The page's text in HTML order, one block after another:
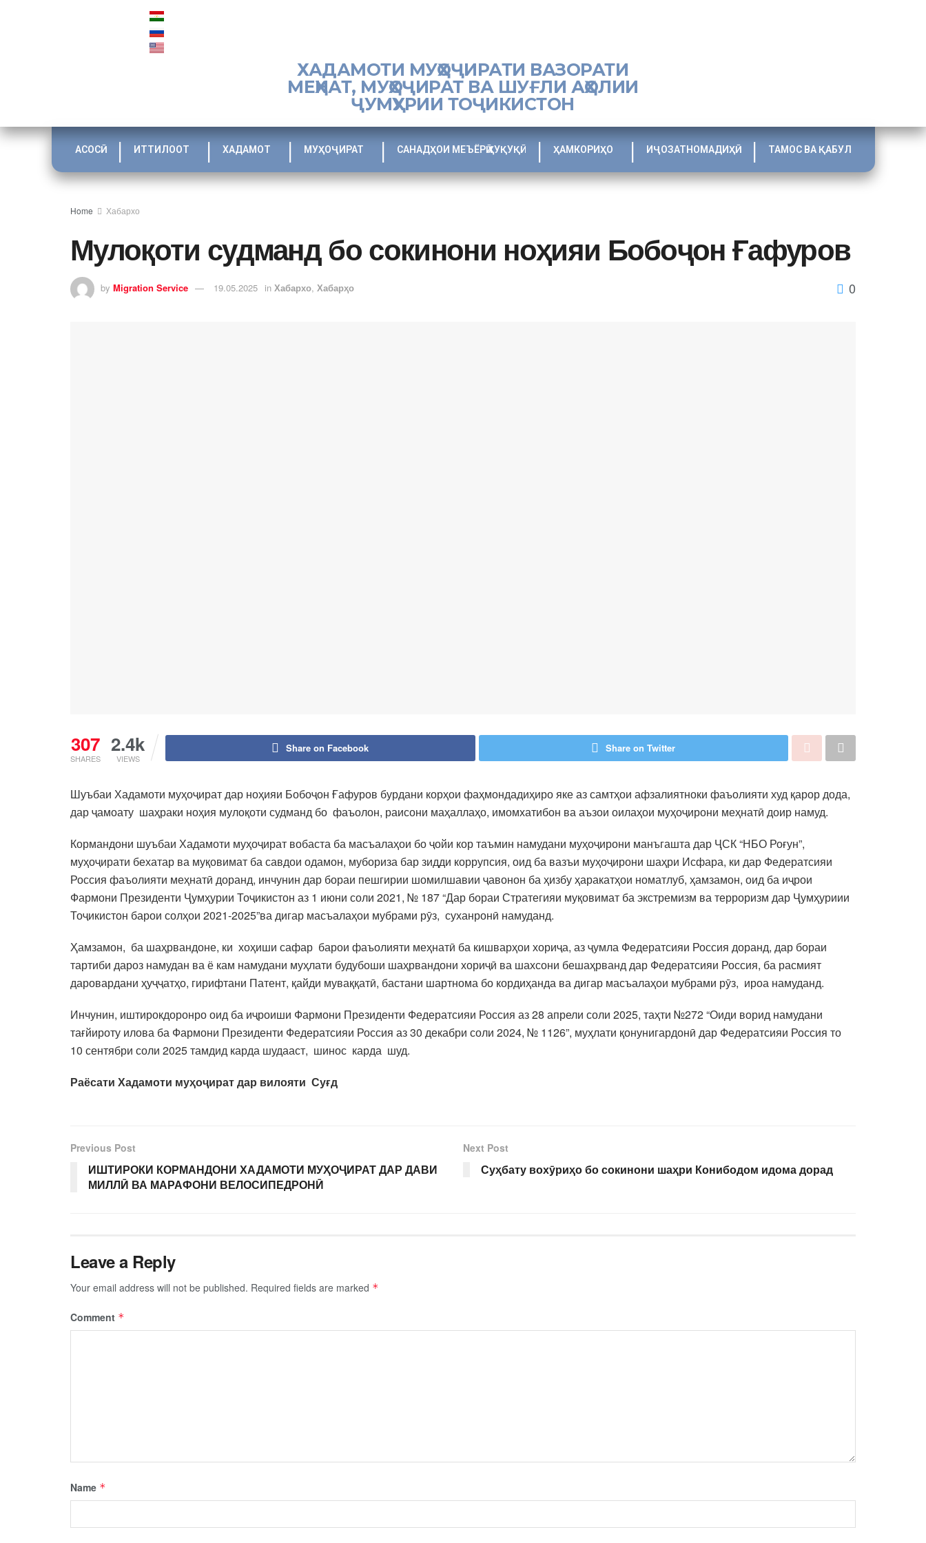
ХАДАМОТИ МУҲОҶИРАТИ ВАЗОРАТИ
МЕҲНАТ, МУҲОҶИРАТ ВА ШУҒЛИ АҲОЛИИ
ҶУМҲУРИИ ТОҶИКИСТОН
АСОСӢ ИТТИЛООТ ХАДАМОТ МУҲОҶИРАТ САНАДҲОИ МЕЪЁРӢ ҲУҚУҚӢ ҲАМКОРИҲО ИҶОЗАТНОМАДИҲӢ ТАМОС ВА ҚАБУЛ
Home Хабархо
Мулоқоти судманд бо сокинони ноҳияи Бобоҷон Ғафуров
by Migration Service 19.05.2025 in Хабархо, Хабарҳо 0
307
SHARES
2.4k
VIEWS
Share on Facebook Share on Twitter
Шуъбаи Хадамоти муҳоҷират дар ноҳияи Бобоҷон Ғафуров бурдани корҳои фаҳмондадиҳиро яке аз самтҳои афзалиятноки фаъолияти худ қарор дода,
дар ҷамоату шаҳраки ноҳия мулоқоти судманд бо фаъолон, раисони маҳаллаҳо, имомхатибон ва аъзои оилаҳои муҳоҷирони меҳнатӣ доир намуд.
Кормандони шуъбаи Хадамоти муҳоҷират вобаста ба масъалаҳои бо ҷойи кор таъмин намудани муҳоҷирони манъгашта дар ҶСК “НБО Роғун”,
муҳоҷирати бехатар ва муқовимат ба савдои одамон, мубориза бар зидди коррупсия, оид ба вазъи муҳоҷирони шаҳри Исфара, ки дар Федератсияи
Россия фаъолияти меҳнатӣ доранд, инчунин дар бораи пешгирии шомилшавии ҷавонон ба ҳизбу ҳаракатҳои номатлуб, ҳамзамон, оид ба иҷрои
Фармони Президенти Ҷумҳурии Тоҷикистон аз 1 июни соли 2021, № 187 “Дар бораи Стратегияи муқовимат ба экстремизм ва терроризм дар Ҷумҳуриии
Тоҷикистон барои солҳои 2021-2025”ва дигар масъалаҳои мубрами рӯз, суханронӣ намуданд.
Ҳамзамон, ба шаҳрвандоне, ки хоҳиши сафар барои фаъолияти меҳнатӣ ба кишварҳои хориҷа, аз ҷумла Федератсияи Россия доранд, дар бораи
тартиби дароз намудан ва ё кам намудани муҳлати будубоши шаҳрвандони хориҷӣ ва шахсони бешаҳрванд дар Федератсияи Россия, ба расмият
даровардани ҳуҷҷатҳо, гирифтани Патент, қайди муваққатӣ, бастани шартнома бо кордиҳанда ва дигар масъалаҳои мубрами рӯз, ироа намуданд.
Инчунин, иштирокдоронро оид ба иҷроиши Фармони Президенти Федератсияи Россия аз 28 апрели соли 2025, таҳти №272 “Оиди ворид намудани
тағйироту илова ба Фармони Президенти Федератсияи Россия аз 30 декабри соли 2024, № 1126”, муҳлати қонунигардонӣ дар Федератсияи Россия то
10 сентябри соли 2025 тамдид карда шудааст, шинос карда шуд.
Раёсати Хадамоти муҳоҷират дар вилояти Суғд
Previous Post
ИШТИРОКИ КОРМАНДОНИ ХАДАМОТИ МУҲОҶИРАТ ДАР ДАВИ
МИЛЛӢ ВА МАРАФОНИ ВЕЛОСИПЕДРОНӢ
Next Post
Суҳбату вохӯриҳо бо сокинони шаҳри Конибодом идома дорад
Leave a Reply
Your email address will not be published. Required fields are marked *
Comment *
Name *